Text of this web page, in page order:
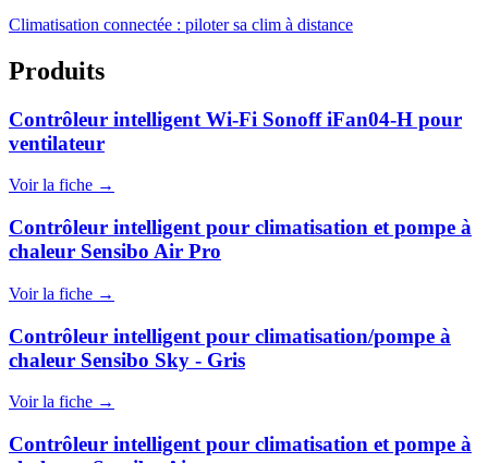
Climatisation connectée : piloter sa clim à distance
Produits
Contrôleur intelligent Wi-Fi Sonoff iFan04-H pour
ventilateur
Voir la fiche →
Contrôleur intelligent pour climatisation et pompe à
chaleur Sensibo Air Pro
Voir la fiche →
Contrôleur intelligent pour climatisation/pompe à
chaleur Sensibo Sky - Gris
Voir la fiche →
Contrôleur intelligent pour climatisation et pompe à